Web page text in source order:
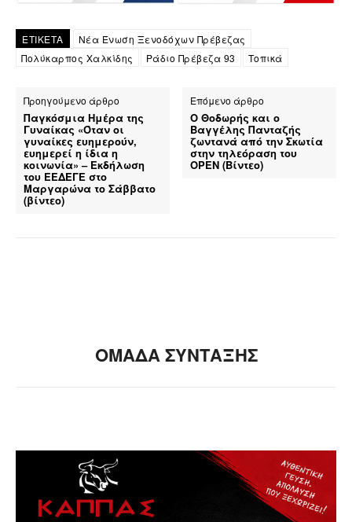
ΕΤΙΚΕΤΑ
Νέα Ένωση Ξενοδόχων Πρέβεζας
Πολύκαρπος Χαλκίδης
Ράδιο Πρέβεζα 93 Τοπικά
Προηγούμενο άρθρο
Παγκόσμια Ημέρα της
Γυναίκας «Όταν οι
γυναίκες ευημερούν,
ευημερεί η ίδια η
κοινωνία» – Εκδήλωση
του ΕΕΔΕΓΕ στο
Μαργαρώνα το Σάββατο
(βίντεο)
Επόμενο άρθρο
Ο Θοδωρής και ο
Βαγγέλης Πανταζής
ζωντανά από την Σκωτία
στην τηλεόραση του
OPEN (Βίντεο)
ΟΜΑΔΑ ΣΥΝΤΑΞΗΣ